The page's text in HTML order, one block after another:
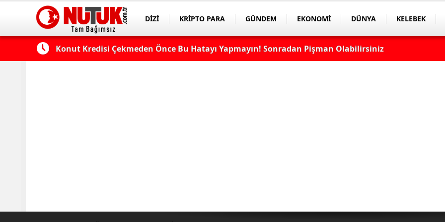
DİZİ KRİPTO PARA GÜNDEM EKONOMİ DÜNYA KELEBEK
Edilmeli? Konut Kredisi Çekmeden Önce Bu Hatayı Yapmayın! Sonradan Pişman Olabilirsiniz